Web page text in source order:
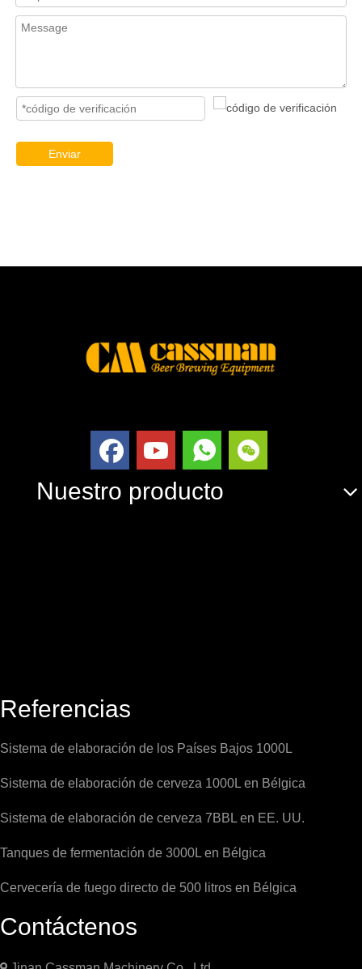
Enviar
Nuestro producto
Referencias
Sistema de elaboración de los Países Bajos 1000L
Sistema de elaboración de cerveza 1000L en Bélgica
Sistema de elaboración de cerveza 7BBL en EE. UU.
Tanques de fermentación de 3000L en Bélgica
Cervecería de fuego directo de 500 litros en Bélgica
Contáctenos